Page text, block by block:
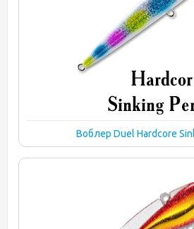
Воблер Duel Hardcore